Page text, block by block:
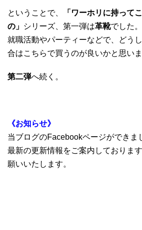
ということで、
「ワーホリに持って
の」 シリーズ、第一弾は革靴でした。
就職活動やパーティーなどで、どう
合はこちらで買うのが良いかと思いま
第二弾へ続く。
《お知らせ》
当ブログのFacebookページができま
最新の更新情報をご案内しております
願いいたします。